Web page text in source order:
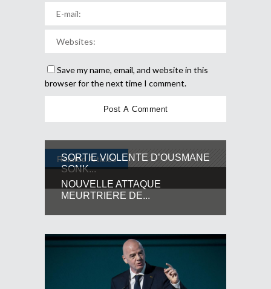
Save my name, email, and website in this
browser for the next time I comment.
Related Articles
SORTIE VIOLENTE D’OUSMANE
SONK...
NOUVELLE ATTAQUE
MEURTRIERE DE...